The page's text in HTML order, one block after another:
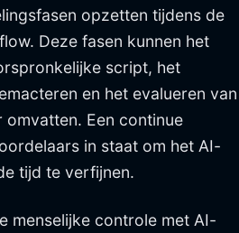
opzetten tijdens de
Deze fasen kunnen het
script, het
en het evalueren van
Een continue
in staat om het AI-
tijd te verfijnen.
menselijke controle met AI-